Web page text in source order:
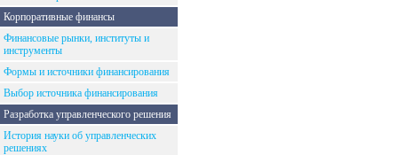
Корпоративные финансы
Финансовые рынки, институты и
инструменты
Формы и источники финансирования
Выбор источника финансирования
Разработка управленческого решения
История науки об управленческих
решениях